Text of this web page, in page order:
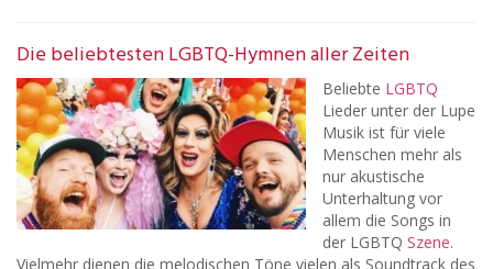
Die beliebtesten LGBTQ-Hymnen aller Zeiten
Beliebte LGBTQ
Lieder unter der Lupe
Musik ist für viele
Menschen mehr als
nur akustische
Unterhaltung vor
allem die Songs in
der LGBTQ Szene.
Vielmehr dienen die melodischen Töne vielen als Soundtrack des